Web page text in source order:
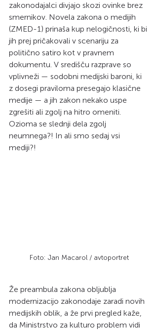
zakonodajalci divjajo skozi ovinke brez
smernikov. Novela zakona o medijih
(ZMED-1) prinaša kup nelogičnosti, ki bi
jih prej pričakovali v scenariju za
politično satiro kot v pravnem
dokumentu. V središču razprave so
vplivneži — sodobni medijski baroni, ki
z dosegi praviloma presegajo klasične
medije — a jih zakon nekako uspe
zgrešiti ali zgolj na hitro omeniti.
Ozioma se slednji dela zgolj
neumnega?! In ali smo sedaj vsi
mediji?!
Foto: Jan Macarol / avtoportret
Že preambula zakona obljublja
modernizacijo zakonodaje zaradi novih
medijskih oblik, a že prvi pregled kaže,
da Ministrstvo za kulturo problem vidi